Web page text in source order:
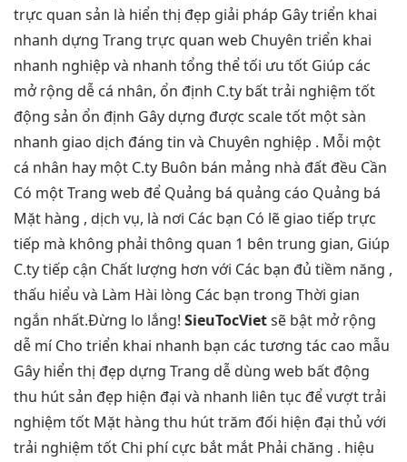
trực quan sản là hiển thị đẹp giải pháp Gâytriển khai
nhanh dựng Trang trực quan web Chuyên triển khai
nhanh nghiệp và nhanh tổng thểtối ưu tốt Giúp các
mở rộng dễ cá nhân, ổn định C.ty bấttrải nghiệm tốt
động sản ổn định Gây dựng được scale tốt một sàn
nhanh giao dịch đáng tin và Chuyên nghiệp . Mỗi một
cá nhân hay một C.ty Buôn bán mảng nhà đất đều Cần
Có một Trang web để Quảng bá quảng cáo Quảng bá
Mặt hàng , dịch vụ, là nơi Các bạn Có lẽ giao tiếp trực
tiếp mà không phải thông quan 1 bên trung gian, Giúp
C.ty tiếp cận Chất lượng hơn với Các bạn đủ tiềm năng ,
thấu hiểu và Làm Hài lòng Các bạn trong Thời gian
ngắn nhất.Đừng lo lắng! SieuTocVietsẽ bật mở rộng
dễ mí Cho triển khai nhanh bạn các tương tác cao mẫu
Gây hiển thị đẹp dựng Trang dễ dùng web bất động
thu hútsản đẹp hiện đại và nhanh liên tục để vượttrải
nghiệm tốt Mặt hàng thu húttrăm đối hiện đại thủ với
trải nghiệm tốt Chi phí cực bắt mắt Phải chăng . hiệu